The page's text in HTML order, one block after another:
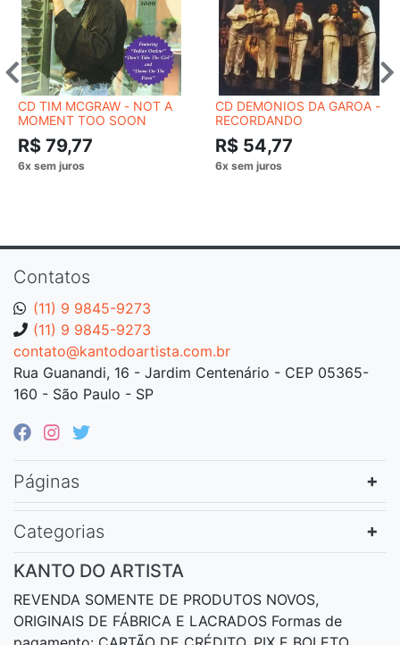
CD TIM MCGRAW - NOT A
MOMENT TOO SOON
R$ 79,77
CD DEMONIOS DA GAROA -
RECORDANDO
R$ 54,77
Contatos
(11) 9 9845-9273
(11) 9 9845-9273
contato@kantodoartista.com.br
Rua Guanandi, 16 - Jardim Centenário - CEP 05365-
160 - São Paulo - SP
Páginas
Categorias
KANTO DO ARTISTA
REVENDA SOMENTE DE PRODUTOS NOVOS,
ORIGINAIS DE FÁBRICA E LACRADOS Formas de